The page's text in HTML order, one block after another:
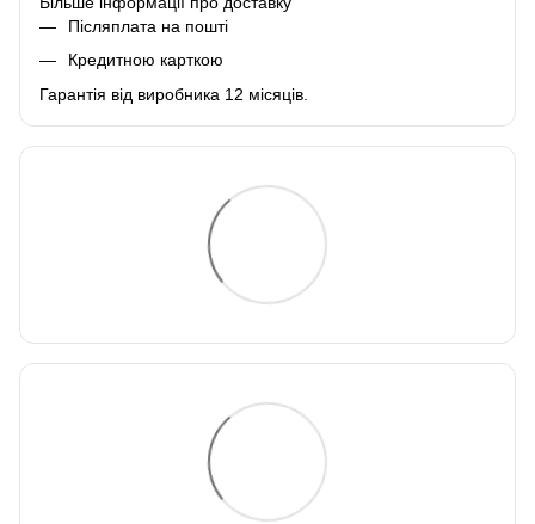
Післяплата на пошті
Кредитною карткою
Гарантія від виробника 12 місяців.